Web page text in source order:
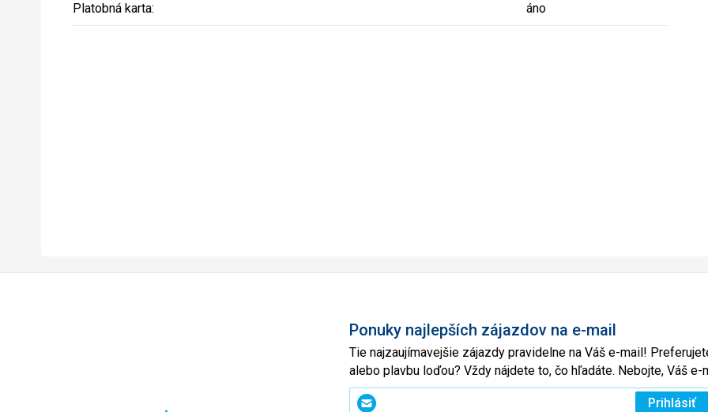
Platobná karta: áno
Ponuky najlepších zájazdov na e-mail
Tie najzaujímavejšie zájazdy pravidelne na Váš e-mail!
alebo plavbu loďou? Vždy nájdete to, čo hľadáte. Nebojte, Váš
Zadajte
Prihlásiť